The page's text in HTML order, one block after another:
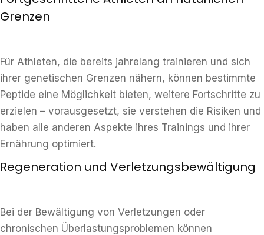
Grenzen
Für Athleten, die bereits jahrelang trainieren und sich
ihrer genetischen Grenzen nähern, können bestimmte
Peptide eine Möglichkeit bieten, weitere Fortschritte zu
erzielen – vorausgesetzt, sie verstehen die Risiken und
haben alle anderen Aspekte ihres Trainings und ihrer
Ernährung optimiert.
Regeneration und Verletzungsbewältigung
Bei der Bewältigung von Verletzungen oder
chronischen Überlastungsproblemen können